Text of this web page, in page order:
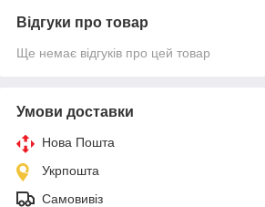
Відгуки про товар
Ще немає відгуків про цей товар
Умови доставки
Нова Пошта
Укрпошта
Самовивіз